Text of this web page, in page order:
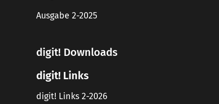
Ausgabe 2-2025
digit! Downloads
digit! Links
digit! Links 2-2026